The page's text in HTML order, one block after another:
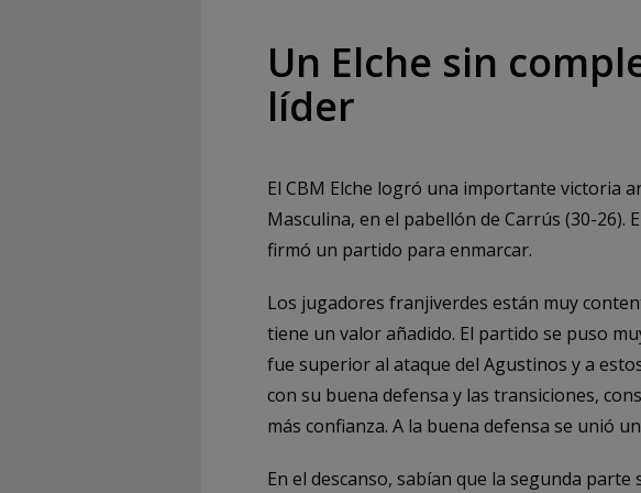
Un Elche sin
líder
El CBM Elche logró una importante victoria
Masculina, en el pabellón de Carrús (30-
firmó un partido para enmarcar.
Los jugadores franjiverdes están muy
tiene un valor añadido. El partido se puso
fue superior al ataque del Agustinos y a
con su buena defensa y las transiciones,
más confianza. A la buena defensa se unió
En el descanso, sabían que la segunda